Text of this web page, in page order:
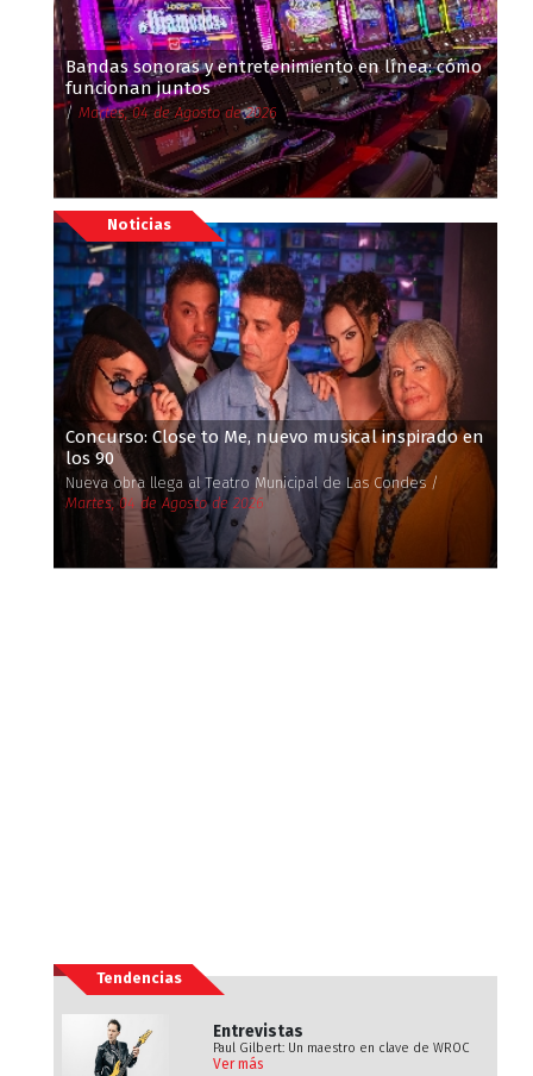
Bandas sonoras y entretenimiento en línea: cómo
funcionan juntos
/ Martes, 04 de Agosto de 2026
Noticias
Concurso: Close to Me, nuevo musical inspirado en
los 90
Nueva obra llega al Teatro Municipal de Las Condes /
Martes, 04 de Agosto de 2026
Tendencias
Entrevistas
Paul Gilbert: Un maestro en clave de WROC
Ver más